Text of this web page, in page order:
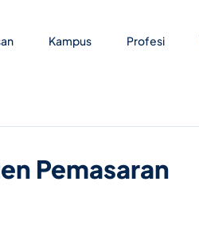
Kampus Profesi
Pemasaran